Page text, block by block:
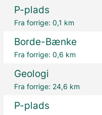
P-plads
Fra forrige:0,1 km
Borde-Bænke
Fra forrige:0,6 km
Geologi
Fra forrige: 24,6 km
P-plads